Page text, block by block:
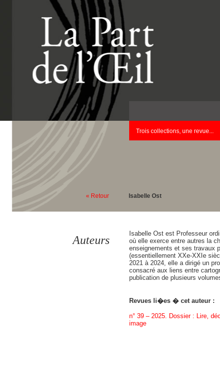
Trois collections, une revue...
« Retour Isabelle Ost
Auteurs
Isabelle Ost est Professeur
où elle exerce entre autres la
enseignements et ses travaux
(essentiellement XXe-XXIe
2021 à 2024, elle a dirigé un
consacré aux liens entre
publication de plusieurs
Revues li�es � cet auteur :
n° 39 – 2025. Dossier : Lire,
image